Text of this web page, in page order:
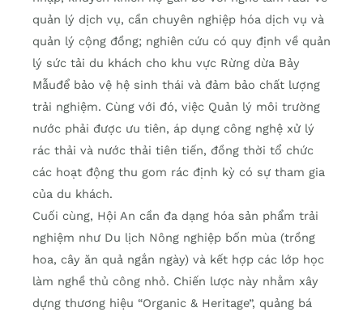
quản lý dịch vụ, cần chuyên nghiệp hóa dịch vụ và
quản lý cộng đồng; nghiên cứu có quy định về quản
lý sức tải du khách cho khu vực Rừng dừa Bảy
Mẫuđể bảo vệ hệ sinh thái và đảm bảo chất lượng
trải nghiệm. Cùng với đó, việc Quản lý môi trường
nước phải được ưu tiên, áp dụng công nghệ xử lý
rác thải và nước thải tiên tiến, đồng thời tổ chức
các hoạt động thu gom rác định kỳ có sự tham gia
của du khách.
Cuối cùng, Hội An cần đa dạng hóa sản phẩm trải
nghiệm như Du lịch Nông nghiệp bốn mùa (trồng
hoa, cây ăn quả ngắn ngày) và kết hợp các lớp học
làm nghề thủ công nhỏ. Chiến lược này nhằm xây
dựng thương hiệu “Organic & Heritage”, quảng bá